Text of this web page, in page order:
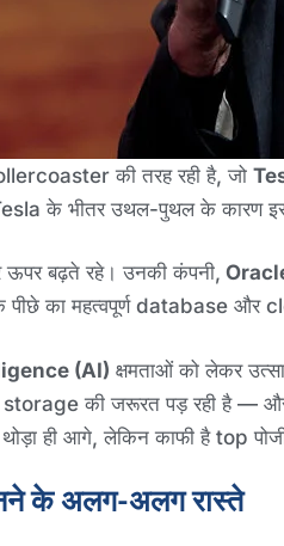
की तरह रही है, जो
के भीतर उथल-पुथल के कारण
ऊपर बढ़ते रहे। उनकी कंपनी,
पीछे का महत्वपूर्ण database
(AI) क्षमताओं को लेकर
की जरूरत पड़ रही है —
ही आगे, लेकिन काफी है top
के अलग-अलग रास्ते